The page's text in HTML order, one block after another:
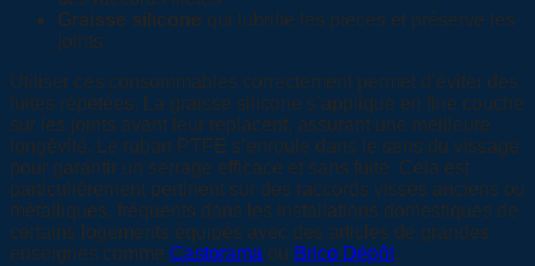
Graisse silicone qui lubrifie les pièces et préserve les
joints
Utiliser ces consommables correctement permet d’éviter des
fuites répétées. La graisse silicone s’applique en fine couche
sur les joints avant leur replacent, assurant une meilleure
longévité. Le ruban PTFE s’enroule dans le sens du vissage
pour garantir un serrage efficace et sans fuite. Cela est
particulièrement pertinent sur des raccords vissés anciens ou
métalliques, fréquents dans les installations domestiques de
certains logements équipés avec des articles de grandes
enseignes comme Castorama ou Brico Dépôt.